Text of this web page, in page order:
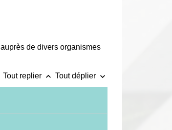
auprès de divers organismes
Tout replier keyboard_arrow_up Tout déplier keyboard_arrow_down